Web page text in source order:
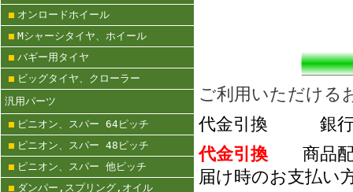
オンロードホイール
Mシャーシタイヤ、ホイール
バギー用タイヤ
ビッグタイヤ、クローラー
汎用パーツ
ピニオン、スパー 64ピッチ
ピニオン、スパー 48ピッチ
ピニオン、スパー 他ピッチ
ダンパー,スプリング,オイル
ご利用いただける
代金引換 銀行
代金引換 商品配
届け時のお支払い